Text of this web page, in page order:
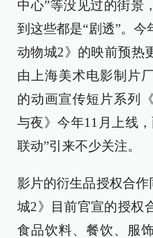
中心”等没见过的街景
到这些都是“剧透”。
动物城2》的映前预热
由上海美术电影制片
的动画宣传短片系列
与夜》今年11月上线
联动”引来不少关注。
影片的衍生品授权合作
城2》目前官宣的授权
食品饮料、餐饮、服